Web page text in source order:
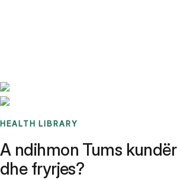
HEALTH LIBRARY
A ndihmon Tums
dhe fryrjes?